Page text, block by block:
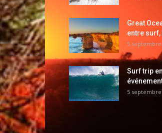
Great
entre
5 septembre
Surf trip
5 septembre